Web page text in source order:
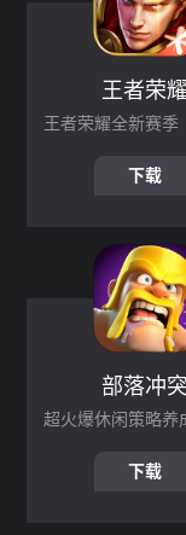
王者荣耀
下载
部落冲突
下载